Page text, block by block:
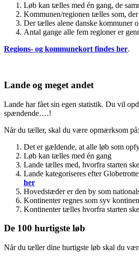
Løb kan tælles med én gang, de
Kommunen/regionen tælles som,
Der tælles alene danske kommuner
Antal gange alle fem regioner er
Regions- og kommunekort findes her.
Lande og meget andet
Lande har fået sin egen statistik. Du vil
spændende….!
Når du tæller, skal du være opmærksom på:
Det er gældende, at alle løb som
Løb kan tælles med én gang
Lande tælles med, hvorfra starten
Lande kategoriseres efter
her
Hovedstæder er den by som
Kontinenter regnes som syv
Kontinenter tælles hvorfra starten
De 100 hurtigste løb
Når du tæller dine hurtigste løb skal du